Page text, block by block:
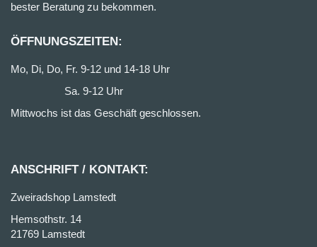
bester Beratung zu bekommen.
ÖFFNUNGSZEITEN:
Mo, Di, Do, Fr. 9-12 und 14-18 Uhr
Sa. 9-12 Uhr
Mittwochs ist das Geschäft geschlossen.
ANSCHRIFT / KONTAKT:
Zweiradshop Lamstedt
Hemsothstr. 14
21769 Lamstedt